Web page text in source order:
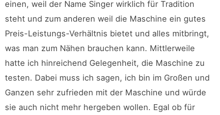
einen, weil der Name Singer wirklich für Tradition
steht und zum anderen weil die Maschine ein gutes
Preis-Leistungs-Verhältnis bietet und alles mitbringt,
was man zum Nähen brauchen kann. Mittlerweile
hatte ich hinreichend Gelegenheit, die Maschine zu
testen. Dabei muss ich sagen, ich bin im Großen und
Ganzen sehr zufrieden mit der Maschine und würde
sie auch nicht mehr hergeben wollen. Egal ob für